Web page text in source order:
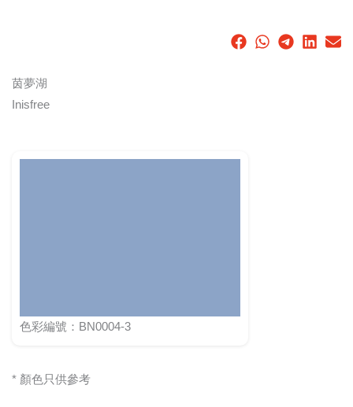
茵夢湖
Inisfree
色彩編號：BN0004-3
* 顏色只供參考